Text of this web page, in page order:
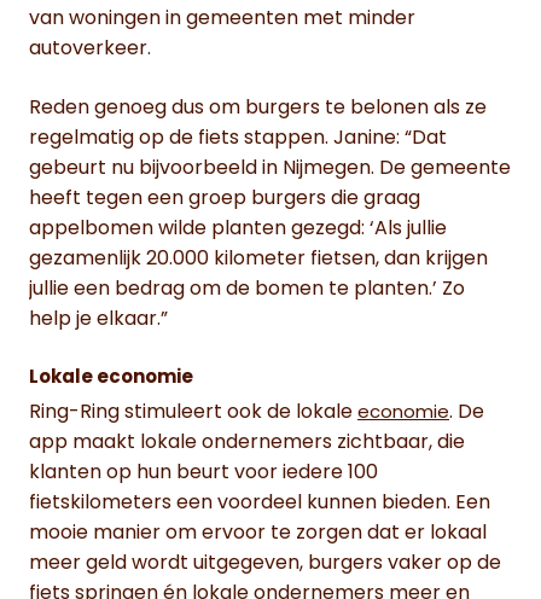
van woningen in gemeenten met minder
autoverkeer.
Reden genoeg dus om burgers te belonen als ze
regelmatig op de fiets stappen. Janine: “Dat
gebeurt nu bijvoorbeeld in Nijmegen. De gemeente
heeft tegen een groep burgers die graag
appelbomen wilde planten gezegd: ‘Als jullie
gezamenlijk 20.000 kilometer fietsen, dan krijgen
jullie een bedrag om de bomen te planten.’ Zo
help je elkaar.”
Lokale economie
Ring-Ring stimuleert ook de lokale economie. De
app maakt lokale ondernemers zichtbaar, die
klanten op hun beurt voor iedere 100
fietskilometers een voordeel kunnen bieden. Een
mooie manier om ervoor te zorgen dat er lokaal
meer geld wordt uitgegeven, burgers vaker op de
fiets springen én lokale ondernemers meer en